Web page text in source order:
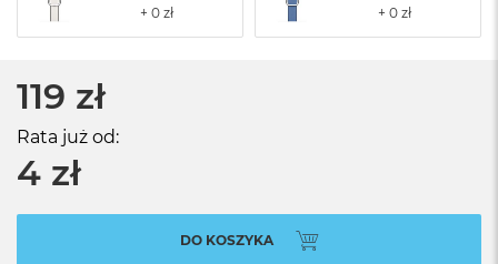
119 zł
Rata już od:
4 zł
DO KOSZYKA